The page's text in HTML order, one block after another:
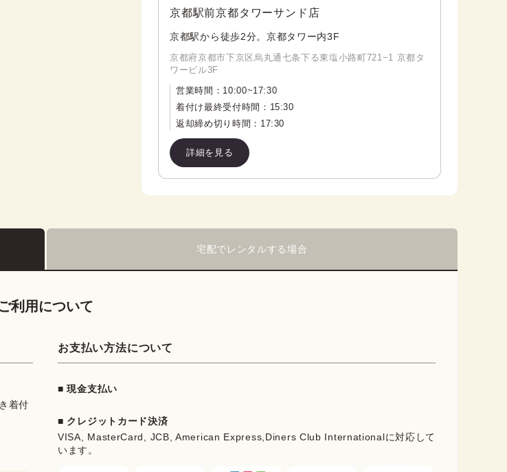
京都駅前京都タワーサンド店
京都駅から徒歩2分。京都タワー内3F
京都府京都市下京区烏丸通七条下る東塩小路町721−1 京都タ
ワービル3F
営業時間： 10:00~17:30
着付け最終受付時間： 15:30
返却締め切り時間： 17:30
詳細を見る
宅配でレンタルする場合
利用について
着付
お支払い方法について
■ 現金支払い
■ クレジットカード決済
VISA, MasterCard, JCB, American Express,Diners Club Internationalに対応して
います。